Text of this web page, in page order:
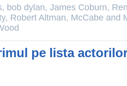
, bob dylan, James Coburn,
, Robert Altman, McCabe and
pe lista